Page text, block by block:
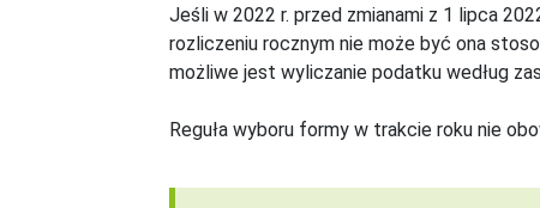
Jeśli w 2022 r. przed zmianami z 1 lipca
rozliczeniu rocznym nie może być ona
możliwe jest wyliczanie podatku według
Reguła wyboru formy w trakcie roku nie